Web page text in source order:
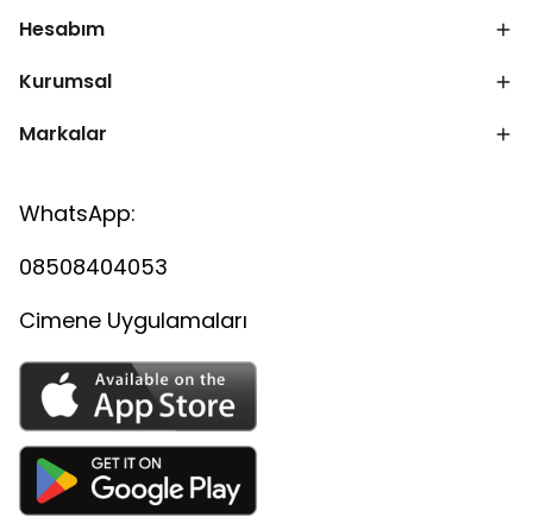
Hesabım
Kurumsal
Markalar
WhatsApp:
08508404053
Cimene Uygulamaları